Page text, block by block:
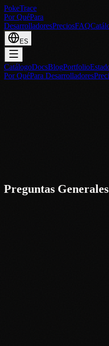
PokeTrace
Por QuéPara
DesarrolladoresPreciosFAQ
ES
CatálogoDocsBlogPortfolio
Por QuéPara Desarrolladores
Preguntas Generales